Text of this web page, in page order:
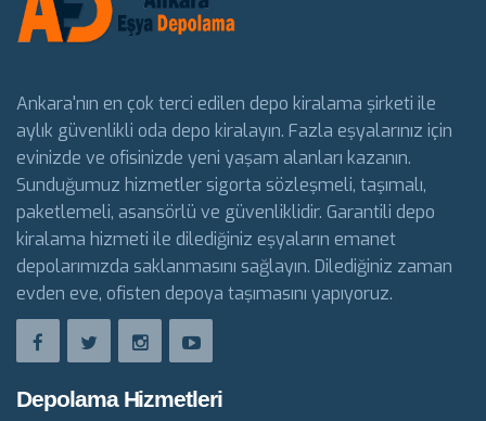
Ankara'nın en çok terci edilen depo kiralama şirketi ile
aylık güvenlikli oda depo kiralayın. Fazla eşyalarınız için
evinizde ve ofisinizde yeni yaşam alanları kazanın.
Sunduğumuz hizmetler sigorta sözleşmeli, taşımalı,
paketlemeli, asansörlü ve güvenliklidir. Garantili depo
kiralama hizmeti ile dilediğiniz eşyaların emanet
depolarımızda saklanmasını sağlayın. Dilediğiniz zaman
evden eve, ofisten depoya taşımasını yapıyoruz.
Depolama Hizmetleri